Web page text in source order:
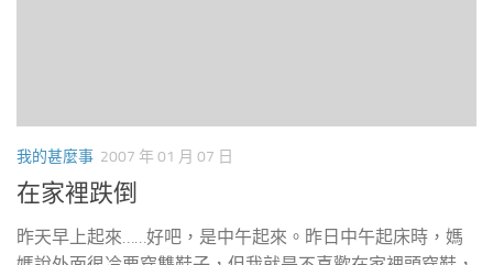
我的甚麼事 2007 年 01 月 07 日
在家裡跌倒
昨天早上起來……好吧，是中午起來。昨日中午起床時，媽